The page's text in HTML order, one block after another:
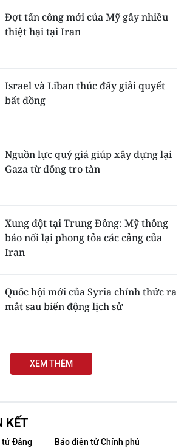
Đợt tấn công mới của Mỹ gây nhiều
thiệt hại tại Iran
Israel và Liban thúc đẩy giải quyết
bất đồng
Nguồn lực quý giá giúp xây dựng lại
Gaza từ đống tro tàn
Xung đột tại Trung Đông: Mỹ thông
báo nối lại phong tỏa các cảng của
Iran
Quốc hội mới của Syria chính thức ra
mắt sau biến động lịch sử
XEM THÊM
KẾT
tử Đảng
Báo điện tử Chính phủ